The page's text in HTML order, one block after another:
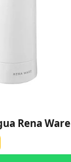
Rena Ware